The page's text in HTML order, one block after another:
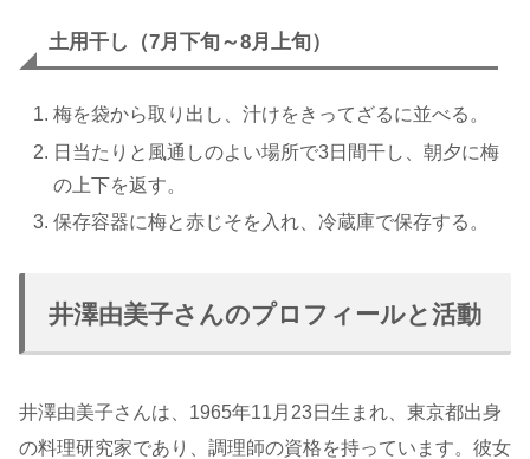
土用干し（7月下旬～8月上旬）
梅を袋から取り出し、汁けをきってざるに並べる。
日当たりと風通しのよい場所で3日間干し、朝夕に梅
の上下を返す。
保存容器に梅と赤じそを入れ、冷蔵庫で保存する。
井澤由美子さんのプロフィールと活動
井澤由美子さんは、1965年11月23日生まれ、東京都出身
の料理研究家であり、調理師の資格を持っています。彼女